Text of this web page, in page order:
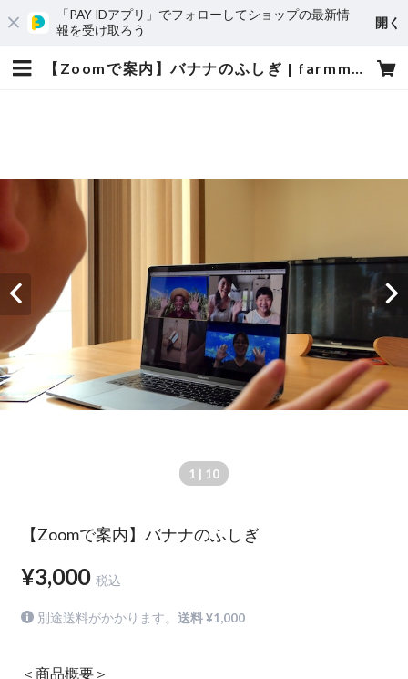
「PAY IDアプリ」でフォローしてショップの最新情
報を受け取ろう
開く
【Zoomで案内】バナナのふしぎ | farmmiyako
1 | 10
【Zoomで案内】バナナのふしぎ
¥3,000 税込
別途送料がかかります。送料 ¥1,000
＜商品概要＞